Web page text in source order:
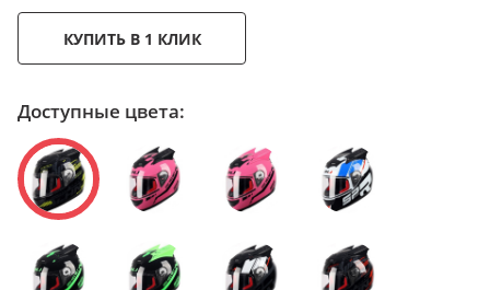
КУПИТЬ В 1 КЛИК
Доступные цвета: